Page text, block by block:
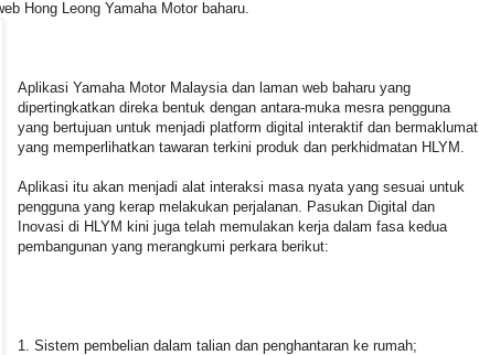
Hong Leong Yamaha Motor baharu.
Aplikasi Yamaha Motor Malaysia dan laman web baharu yang
dipertingkatkan direka bentuk dengan antara-muka mesra pengguna
yang bertujuan untuk menjadi platform digital interaktif dan bermaklumat
yang memperlihatkan tawaran terkini produk dan perkhidmatan HLYM.
Aplikasi itu akan menjadi alat interaksi masa nyata yang sesuai untuk
pengguna yang kerap melakukan perjalanan. Pasukan Digital dan
Inovasi di HLYM kini juga telah memulakan kerja dalam fasa kedua
pembangunan yang merangkumi perkara berikut:
1. Sistem pembelian dalam talian dan penghantaran ke rumah;